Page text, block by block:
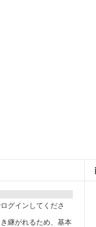
グインしてくださ
継がれるため、基本